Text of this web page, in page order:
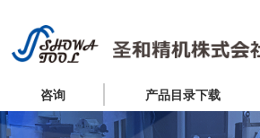
咨询 产品目录下载